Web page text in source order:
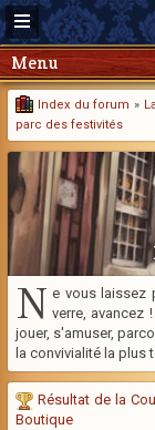
Menu
Index du forum »
parc des festivités
N e vous laissez
verre, avancez
jouer, s'amuser,
la convivialité la plus
Résultat de la
Boutique